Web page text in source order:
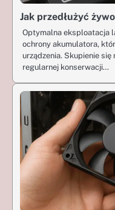
Jak przedłużyć
Optymalna eksploatacja
ochrony akumulatora,
urządzenia. Skupienie się
regularnej konserwacji…